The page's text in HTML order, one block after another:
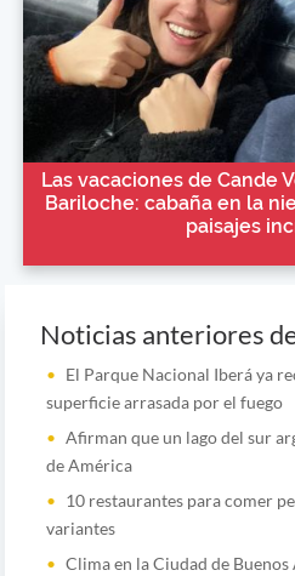
Las vacaciones de Cande
Bariloche: cabaña en la
paisajes
Noticias anteriores
El Parque Nacional Iberá ya
superficie arrasada por el fuego
Afirman que un lago del sur
de América
10 restaurantes para comer
variantes
Clima en la Ciudad de